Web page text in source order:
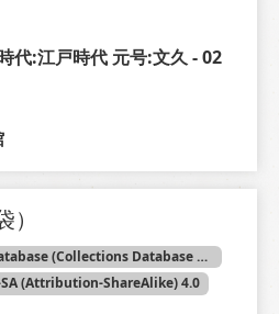
代:江戸時代 元号:文久 - 02
Rekihaku Collection Database (Collections Database of the National Museum of Japanese History)
SA (Attribution-ShareAlike) 4.0